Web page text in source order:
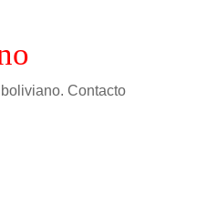
Contacto